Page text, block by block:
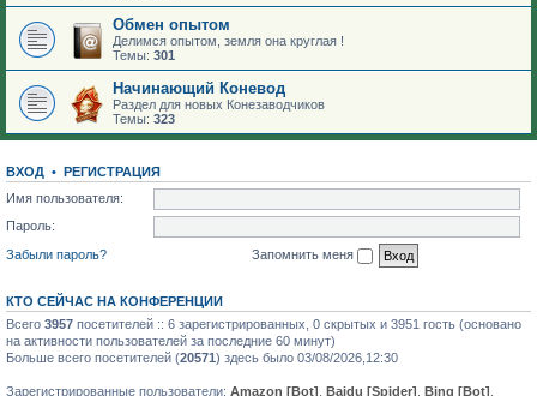
Обмен опытом
Делимся опытом, земля она круглая !
Темы: 301
Начинающий Коневод
Раздел для новых Конезаводчиков
Темы: 323
ВХОД • РЕГИСТРАЦИЯ
Имя пользователя:
Пароль:
Забыли пароль?
Запомнить меня
КТО СЕЙЧАС НА КОНФЕРЕНЦИИ
Всего 3957 посетителей :: 6 зарегистрированных, 0 скрытых и 3951 гость (основано
на активности пользователей за последние 60 минут)
Больше всего посетителей (20571) здесь было 03/08/2026,12:30
Зарегистрированные пользователи: Amazon [Bot] Baidu [Spider] Bing [Bot]